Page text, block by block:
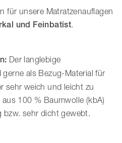
für unsere Matratzenauflagen
und Feinbatist.
Der langlebige
gerne als Bezug-Material für
sehr weich und leicht zu
100 % Baumwolle (kbA)
bzw. sehr dicht gewebt.